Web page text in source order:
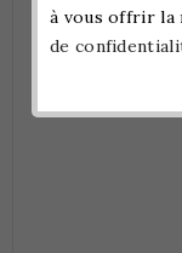
Accueil
à vous offrir la
de